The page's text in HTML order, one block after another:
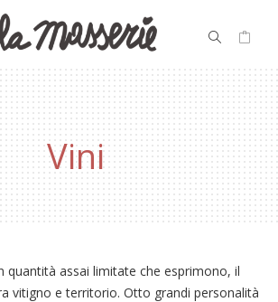
Vini
quantità assai limitate che esprimono, il
vitigno e territorio. Otto grandi personalità